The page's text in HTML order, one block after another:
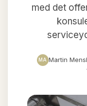
med det
MA Martin